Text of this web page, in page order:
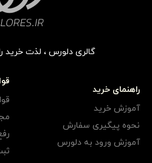
گالری دلورس ، لذت خرید
راهنمای خرید
آموزش خرید
نحوه پیگیری سفارش
آموزش ورود به دلورس